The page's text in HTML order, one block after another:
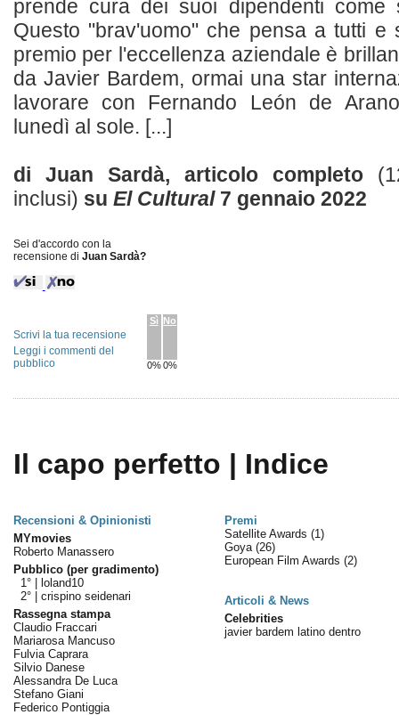
prende cura dei suoi dipendenti
Questo "brav'uomo" che pensa a tutti e
premio per l'eccellenza aziendale è
da Javier Bardem, ormai una star
lavorare con Fernando León de
lunedì al sole. [...]
di Juan Sardà, articolo completo
inclusi) su El Cultural7 gennaio 2022
Sei d'accordo con la
recensione di Juan Sardà?
Sì
0%
No
0%
Scrivi la tua recensione
Leggi i commenti del
pubblico
Il capo perfetto | Indice
Recensioni & Opinionisti
Premi
MYmovies
Roberto Manassero
Pubblico (per gradimento)
1° |
loland10
2° | crispino seidenari
Rassegna stampa
Claudio Fraccari
Mariarosa Mancuso
Fulvia Caprara
Silvio Danese
Alessandra De Luca
Stefano Giani
Federico Pontiggia
Satellite Awards (1)
Goya (26)
European Film Awards (2)
Articoli & News
Celebrities
javier bardem latino dentro